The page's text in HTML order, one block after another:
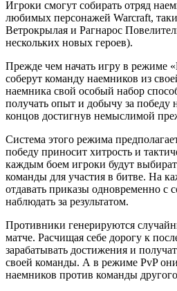
Игроки смогут собирать отряд
любимых персонажей Warcraft,
Ветрокрылая и Рагнарос
нескольких новых героев).
Прежде чем начать игру в режиме
соберут команду наемников из
наемника свой особый набор
получать опыт и добычу за победу
концов достигнув немыслимой
Система этого режима
победу приносит хитрость и
каждым боем игроки будут
команды для участия в битве. На
отдавать приказы одновременно с
наблюдать за результатом.
Противники генерируются
матче. Расчищая себе дорогу к
зарабатывать достижения и
своей команды. А в режиме PvP
наемников против команды